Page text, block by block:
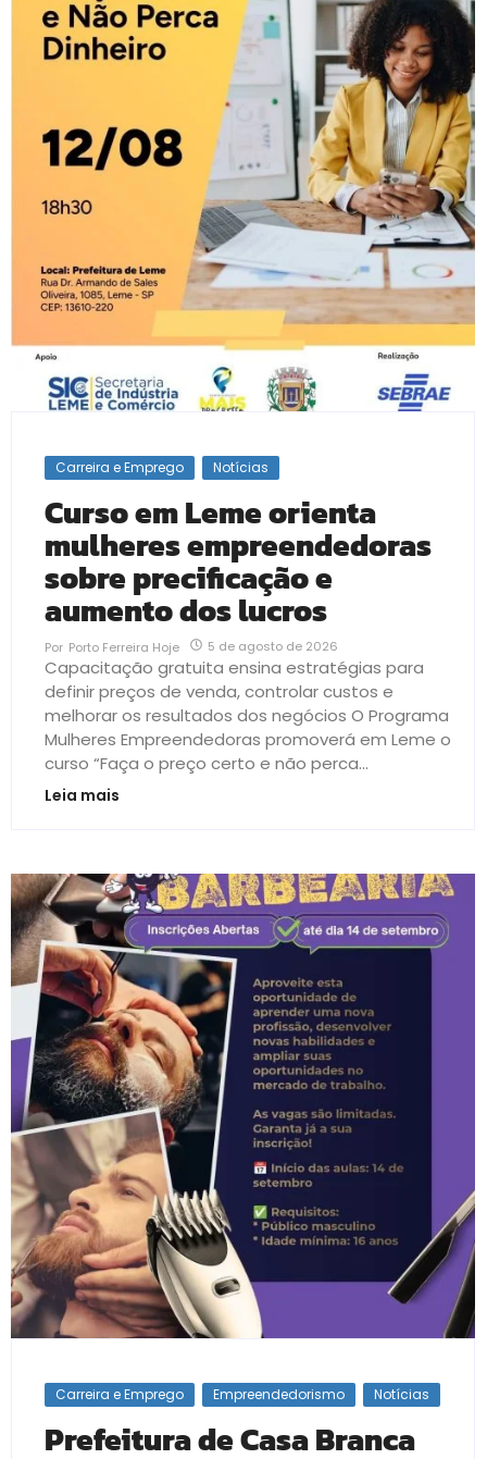
Carreira e Emprego Notícias
Curso em Leme orienta
mulheres empreendedoras
sobre precificação e
aumento dos lucros
Por Porto Ferreira Hoje 5 de agosto de 2026
Capacitação gratuita ensina estratégias para
definir preços de venda, controlar custos e
melhorar os resultados dos negócios O Programa
Mulheres Empreendedoras promoverá em Leme o
curso “Faça o preço certo e não perca...
Leia mais
Carreira e Emprego Empreendedorismo Notícias
Prefeitura de Casa Branca